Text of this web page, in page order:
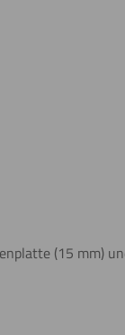
(15 mm)